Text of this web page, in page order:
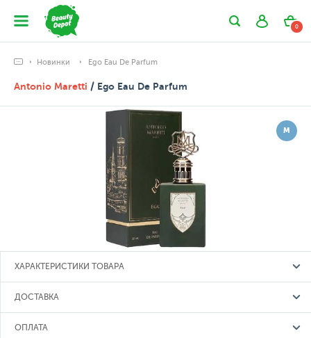
0
Новинки Ego Eau De Parfum
Antonio Maretti / Ego Eau De Parfum
М
ХАРАКТЕРИСТИКИ ТОВАРА
ДОСТАВКА
ОПЛАТА